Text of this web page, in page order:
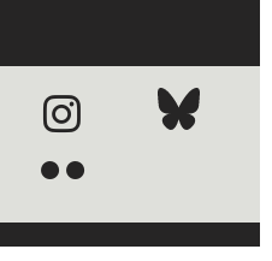
●●